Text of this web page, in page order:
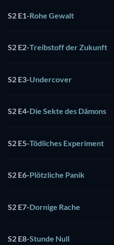
S2 E1-Rohe Gewalt
S2 E2-Treibstoff der Zukunft
S2 E3-Undercover
S2 E4-Die Sekte des Dämons
S2 E5-Tödliches Experiment
S2 E6-Plötzliche Panik
S2 E7-Dornige Rache
S2 E8-Stunde Null